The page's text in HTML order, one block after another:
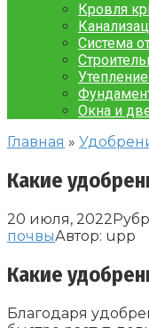
Кровля
Система
Окна и
Главная »
Какие
20 июля, 2022
почвыАвтор: upp
Какие
Благодаря